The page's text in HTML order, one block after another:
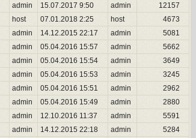
admin 15.07.2017 9:50 admin
12157
host 07.01.2018 2:25 host
4673
admin 14.12.2015 22:17 admin
5081
admin 05.04.2016 15:57 admin
5662
admin 05.04.2016 15:54 admin
3649
admin 05.04.2016 15:53 admin
3245
admin 05.04.2016 15:51 admin
2962
admin 05.04.2016 15:49 admin
2880
admin 12.10.2016 11:37 admin
5591
admin 14.12.2015 22:18 admin
5284